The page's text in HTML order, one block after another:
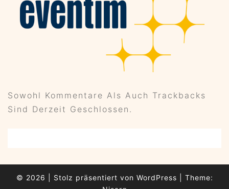
Sowohl Kommentare Als Auch Trackbacks
Sind Derzeit Geschlossen.
© 2026 Stolz präsentiert von WordPress
Theme: